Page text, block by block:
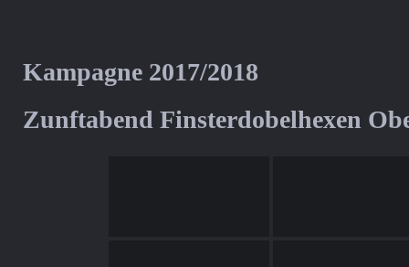
Kampagne 2017/2018
Zunftabend Finsterdobelhexen